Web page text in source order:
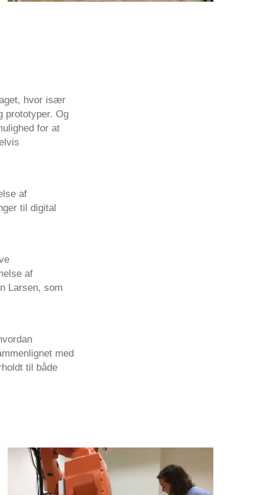
hvor især
prototyper. Og
for at
af
til digital
af
Larsen, som
med
til både